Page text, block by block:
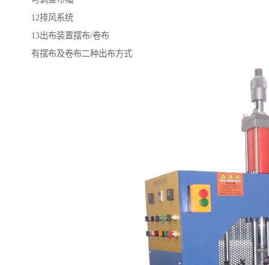
12排风系统
13出布装置摆布/卷布
有摆布及卷布二种出布方式